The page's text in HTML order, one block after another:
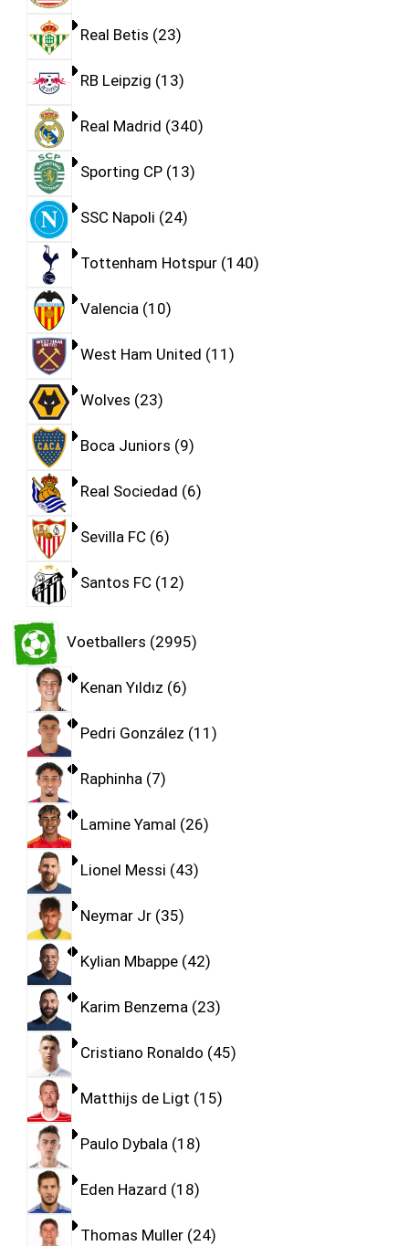
Real Betis 23
RB Leipzig 13
Real Madrid 340
Sporting CP 13
SSC Napoli 24
Tottenham Hotspur 140
Valencia 10
West Ham United 11
Wolves 23
Boca Juniors 9
Real Sociedad 6
Sevilla FC 6
Santos FC 12
Voetballers 2995
Kenan Yıldız 6
Pedri González 11
Raphinha 7
Lamine Yamal 26
Lionel Messi 43
Neymar Jr 35
Kylian Mbappe 42
Karim Benzema 23
Cristiano Ronaldo 45
Matthijs de Ligt 15
Paulo Dybala 18
Eden Hazard 18
Thomas Muller 24